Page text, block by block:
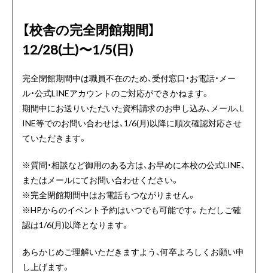
【校舎の完全閉館期間】
12/28(土)〜1/5(日)
完全閉館期間中は職員不在のため、受付窓口・お電話・メー
ル・公式LINEアカウントのご対応ができかねます。
期間中にお送りいただいた資料請求のお申し込み、メール、L
INE等でのお問い合わせは、1/6(月)以降に順次確認対応させ
ていただきます。
※質問・相談など御用のある方は、お早めに本校の公式LINE、
またはメールにてお問い合わせください。
※完全閉館期間中はお電話もつながりません。
※HPからのイベント予約はいつでも可能です。ただしご確
認は1/6(月)以降となります。
あらかじめご理解いただきますよう、何卒よろしくお願い申
し上げます。